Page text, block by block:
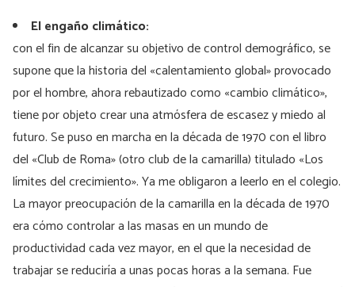
El engaño climático:
con el fin de alcanzar su objetivo de control demográfico, se
supone que la historia del «calentamiento global» provocado
por el hombre, ahora rebautizado como «cambio climático»,
tiene por objeto crear una atmósfera de escasez y miedo al
futuro. Se puso en marcha en la década de 1970 con el libro
del «Club de Roma» (otro club de la camarilla) titulado «Los
límites del crecimiento». Ya me obligaron a leerlo en el colegio.
La mayor preocupación de la camarilla en la década de 1970
era cómo controlar a las masas en un mundo de
productividad cada vez mayor, en el que la necesidad de
trabajar se reduciría a unas pocas horas a la semana. Fue